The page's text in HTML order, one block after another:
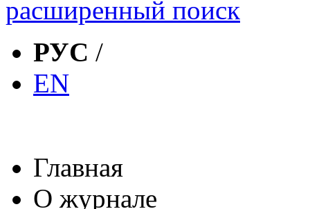
расширенный поиск
РУС /
EN
Главная
О журнале